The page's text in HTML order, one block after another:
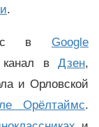
.
в Google
вДзен,
и Орловской
Орёлтаймс.